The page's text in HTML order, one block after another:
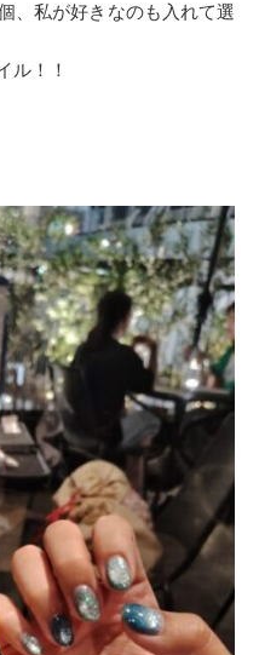
、私が好きなのも入れて選
ル！！